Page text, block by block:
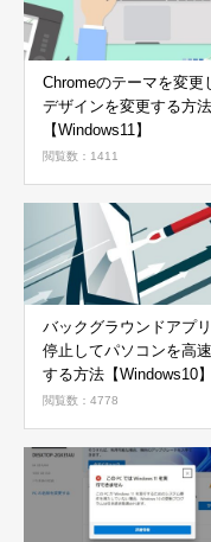
Chromeのテーマを変更
デザインを変更する方法
【Windows11】
閲覧数：1411
バックグラウンドアプ
停止してパソコンを高
する方法【Windows10】
閲覧数：4778